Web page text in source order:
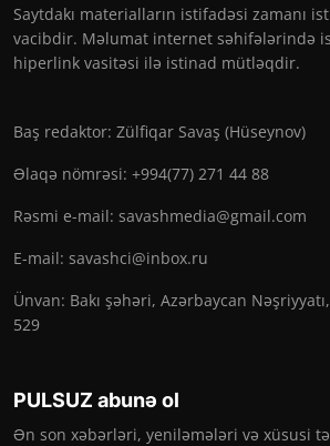
Saytdakı materialların istifadəsi zamanı
vacibdir. Məlumat internet səhifələrində
hiperlink vasitəsi ilə istinad mütləqdir.
Baş redaktor: Zülfiqar Savaş (Hüseynov)
Əlaqə nömrəsi: +994(77) 271 44 88
Rəsmi e-mail: savashmedia@gmail.com
E-mail: savashci@inbox.ru
Ünvan: Bakı şəhəri, Azərbaycan
529
PULSUZ abunə ol
Ən son xəbərləri, yeniləmələri və xüsusi